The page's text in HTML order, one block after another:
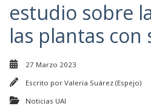
estudio sobre
las plantas
27 Marzo 2023
Escrito por Valeria Suárez (Espejo)
Noticias UAI